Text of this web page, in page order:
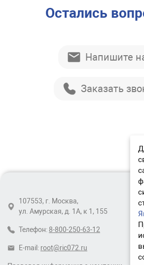
Остались
Напишите
Заказать
107553, г. Москва,
ул. Амурская, д. 1А, к 1, 155
Телефон: 8-800-250-63-12
E-mail: root@ric072.ru